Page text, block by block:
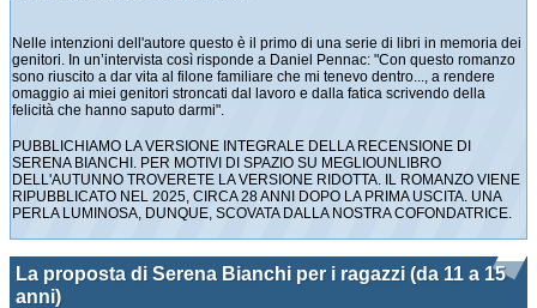
Nelle intenzioni dell'autore questo è il primo di una serie di libri in memoria dei
genitori. In un’intervista così risponde a Daniel Pennac: "Con questo romanzo
sono riuscito a dar vita al filone familiare che mi tenevo dentro..., a rendere
omaggio ai miei genitori stroncati dal lavoro e dalla fatica scrivendo della
felicità che hanno saputo darmi".
PUBBLICHIAMO LA VERSIONE INTEGRALE DELLA RECENSIONE DI
SERENA BIANCHI. PER MOTIVI DI SPAZIO SU MEGLIOUNLIBRO
DELL'AUTUNNO TROVERETE LA VERSIONE RIDOTTA. IL ROMANZO VIENE
RIPUBBLICATO NEL 2025, CIRCA 28 ANNI DOPO LA PRIMA USCITA. UNA
PERLA LUMINOSA, DUNQUE, SCOVATA DALLA NOSTRA COFONDATRICE.
La proposta di Serena Bianchi per i ragazzi (da 11 a 15
anni)